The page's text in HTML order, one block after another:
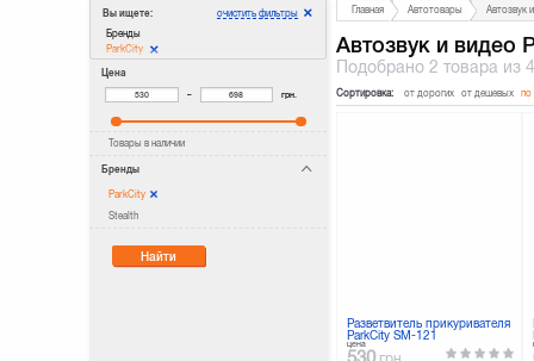
Вы ищете:
Бренды
ParkCity
очистить фильтры
Цена
– грн.
Товары в наличии
Бренды
ParkCity
Stealth
Найти
Главная Автотовары Автозвук
Автозвук и видео
Подобрано2 товара из
Сортировка: от дорогих от дешевых по
Разветвитель прикуривателя
ParkCity SM-121
цена